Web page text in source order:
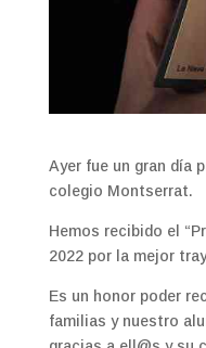
Ayer fue un gran día
colegio Montserrat.
Hemos recibido el
2022 por la mejor
Es un honor poder
familias y nuestro